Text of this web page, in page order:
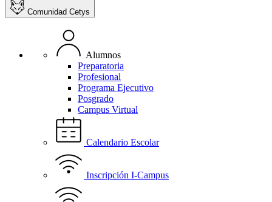
Comunidad Cetys
Alumnos
Preparatoria
Profesional
Programa Ejecutivo
Posgrado
Campus Virtual
Calendario Escolar
Inscripción I-Campus